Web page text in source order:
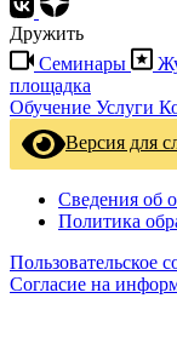
Дружить
Семинары
площадка
Обучение Услуги
Версия для
Сведения об
Политика
Пользовательское
Согласие на